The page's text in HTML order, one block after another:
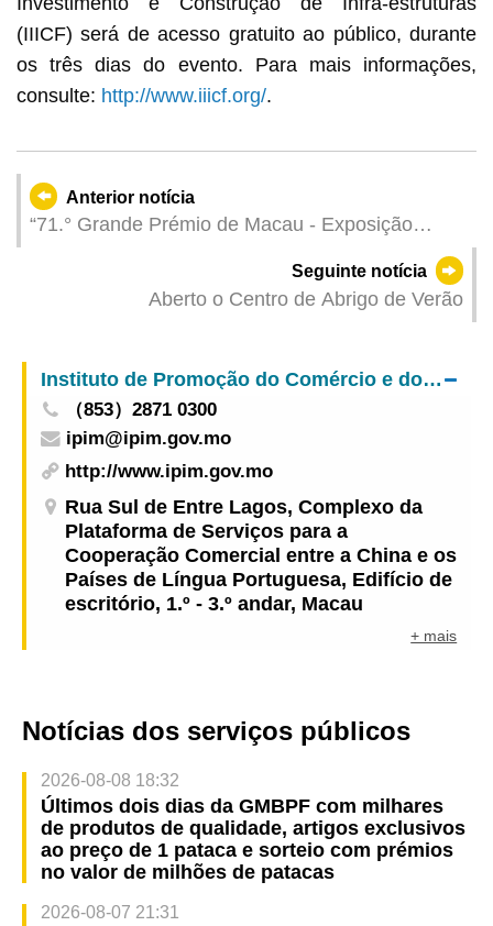
(IIICF) será de acesso gratuito ao público, durante
os três dias do evento. Para mais informações,
consulte: http://www.iiicf.org/.
Anterior notícia
“71.° Grande Prémio de Macau - Exposição
Especial do Carro Campeão e dos Equipamentos
de Piloto da Taça do Mundo de FR da FIA”
inaugurada hoje (dia 8) comemora estreia
Seguinte notícia
Aberto o Centro de Abrigo de Verão
Instituto de Promoção do Comércio e do Investimento
（853）2871 0300
ipim@ipim.gov.mo
http://www.ipim.gov.mo
Rua Sul de Entre Lagos, Complexo da
Plataforma de Serviços para a
Cooperação Comercial entre a China e os
Países de Língua Portuguesa, Edifício de
escritório, 1.º - 3.º andar, Macau
+ mais
Notícias dos serviços públicos
2026-08-08 18:32
Últimos dois dias da GMBPF com milhares
de produtos de qualidade, artigos exclusivos
ao preço de 1 pataca e sorteio com prémios
no valor de milhões de patacas
2026-08-07 21:31